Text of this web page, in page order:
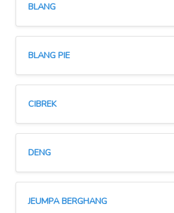
BLANG
BLANG PIE
CIBREK
DENG
JEUMPA BERGHANG